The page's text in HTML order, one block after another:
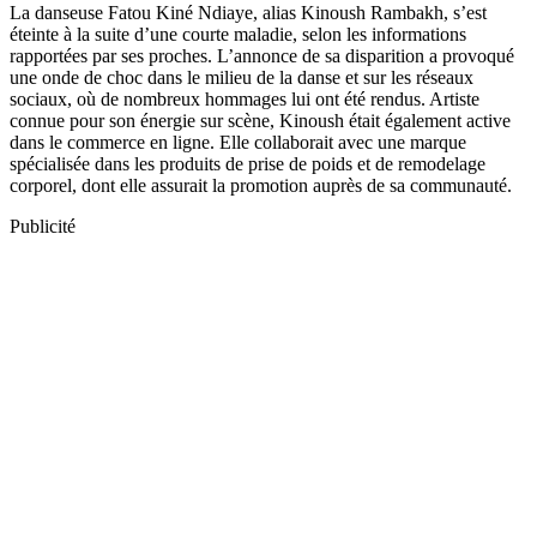
La danseuse Fatou Kiné Ndiaye, alias Kinoush Rambakh, s’est
éteinte à la suite d’une courte maladie, selon les informations
rapportées par ses proches. L’annonce de sa disparition a provoqué
une onde de choc dans le milieu de la danse et sur les réseaux
sociaux, où de nombreux hommages lui ont été rendus. Artiste
connue pour son énergie sur scène, Kinoush était également active
dans le commerce en ligne. Elle collaborait avec une marque
spécialisée dans les produits de prise de poids et de remodelage
corporel, dont elle assurait la promotion auprès de sa communauté.
Publicité